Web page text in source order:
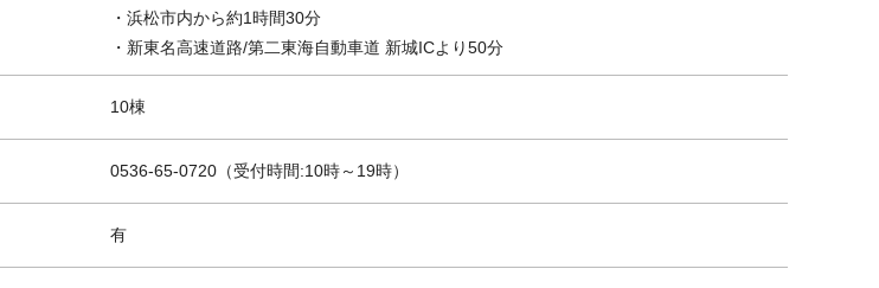
・浜松市内から約1時間30分
・新東名高速道路/第二東海自動車道 新城ICより50分
10棟
0536-65-0720（受付時間:10時～19時）
有